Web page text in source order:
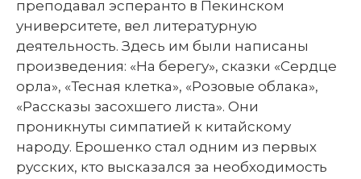
преподавал эсперанто в Пекинском
университете, вел литературную
деятельность. Здесь им были написаны
произведения: «На берегу», сказки «Сердце
орла», «Тесная клетка», «Розовые облака»,
«Рассказы засохшего листа». Они
проникнуты симпатией к китайскому
народу. Ерошенко стал одним из первых
русских, кто высказался за необходимость